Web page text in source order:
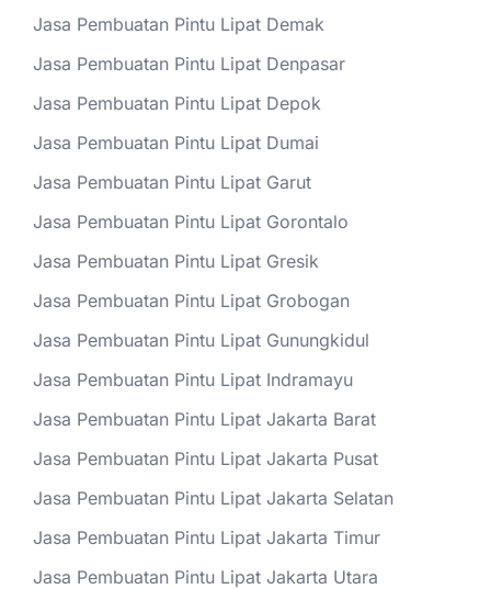
Jasa Pembuatan Pintu Lipat Demak
Jasa Pembuatan Pintu Lipat Denpasar
Jasa Pembuatan Pintu Lipat Depok
Jasa Pembuatan Pintu Lipat Dumai
Jasa Pembuatan Pintu Lipat Garut
Jasa Pembuatan Pintu Lipat Gorontalo
Jasa Pembuatan Pintu Lipat Gresik
Jasa Pembuatan Pintu Lipat Grobogan
Jasa Pembuatan Pintu Lipat Gunungkidul
Jasa Pembuatan Pintu Lipat Indramayu
Jasa Pembuatan Pintu Lipat Jakarta Barat
Jasa Pembuatan Pintu Lipat Jakarta Pusat
Jasa Pembuatan Pintu Lipat Jakarta Selatan
Jasa Pembuatan Pintu Lipat Jakarta Timur
Jasa Pembuatan Pintu Lipat Jakarta Utara